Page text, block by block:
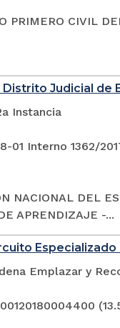
PRIMERO CIVIL
Judicial de
Instancia
01 Interno 1362/
NACIONAL DEL
APRENDIZAJE -...
Emplazar y